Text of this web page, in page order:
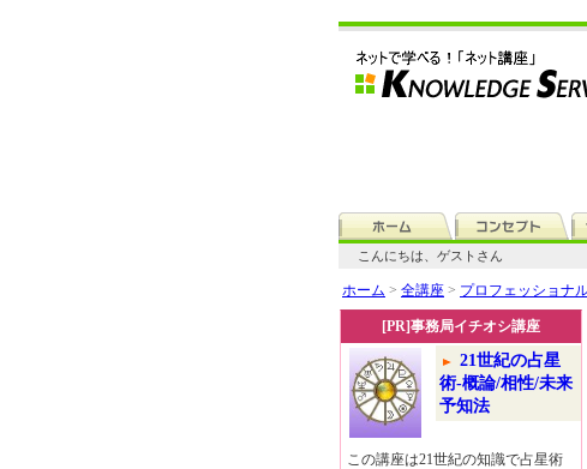
こんにちは、ゲストさん
ホーム > 全講座 > プロフェッショナ
[PR]事務局イチオシ講座
21世紀の占星
術-概論/相性/未来
予知法
この講座は21世紀の知識で占星術